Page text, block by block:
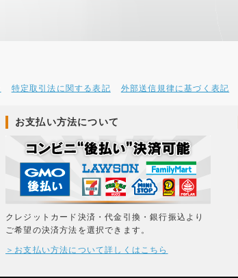
特定取引法に関する表記 外部送信規律に基づく表記
お支払い方法について
クレジットカード決済・代金引換・銀行振込より
ご希望の決済方法を選択できます。
＞お支払い方法について詳しくはこちら